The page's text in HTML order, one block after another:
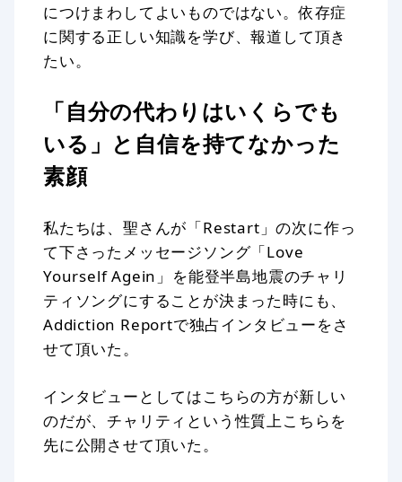
につけまわしてよいものではない。依存症
に関する正しい知識を学び、報道して頂き
たい。
「自分の代わりはいくらでも
いる」と自信を持てなかった
素顔
私たちは、聖さんが「Restart」の次に作っ
て下さったメッセージソング「Love
Yourself Agein」を能登半島地震のチャリ
ティソングにすることが決まった時にも、
Addiction Reportで独占インタビューをさ
せて頂いた。
インタビューとしてはこちらの方が新しい
のだが、チャリティという性質上こちらを
先に公開させて頂いた。